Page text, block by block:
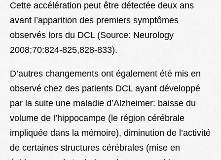
Cette accélération peut être détectée deux ans
avant l’apparition des premiers symptômes
observés lors du DCL (Source: Neurology
2008;70:824-825,828-833).
D’autres changements ont également été mis en
observé chez des patients DCL ayant développé
par la suite une maladie d’Alzheimer: baisse du
volume de l’hippocampe (le région cérébrale
impliquée dans la mémoire), diminution de l’activité
de certaines structures cérébrales (mise en